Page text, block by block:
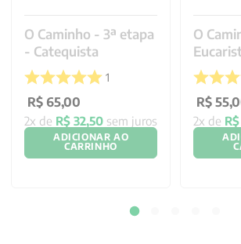
O Caminho - 3ª etapa
- Catequista
1
R$ 65,00
2x de R$ 32,50 sem juros
ADICIONAR AO
CARRINHO
O
R$ 55,
2x de R$